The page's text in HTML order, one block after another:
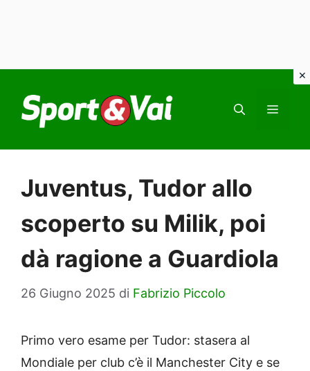
contenuto
Juventus, Tudor allo
scoperto su Milik, poi
dà ragione a Guardiola
26 Giugno 2025 di Fabrizio Piccolo
Primo vero esame per Tudor: stasera al
Mondiale per club c’è il Manchester City e se